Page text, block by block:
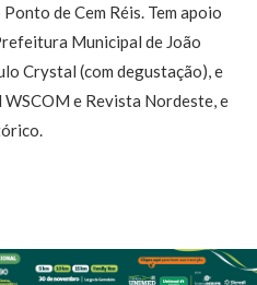
de Cem Réis. Tem apoio
Municipal de João
Crystal (com degustação), e
e Revista Nordeste, e